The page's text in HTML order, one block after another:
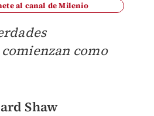
al canal de Milenio
como
Shaw